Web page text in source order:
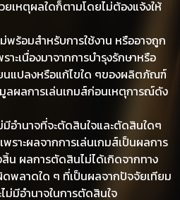
ยเหตุผลใดก็ตามโดยไม่ต้องแจ้งให้
ม่พร้อมสำหรับการใช้งาน หรืออาจถูก
าะเนื่องมาจากการบำรุงรักษาหรือ
นแปลงหรือแก้ไขใด ๆของผลิตภัณฑ์
ลผลการเล่นเกมส์ก่อนเหตุการณ์ดัง
มีอำนาจที่จะตัดสินใจและตัดสินใดๆ
ราะผลจากการเล่นเกมส์เป็นผลการ
น ผลการตัดสินไม่ได้เกิดจากทาง
ดพลาดใด ๆ ที่เป็นผลจากปัจจัยเทียม
ม่มีอำนาจในการตัดสินใจ